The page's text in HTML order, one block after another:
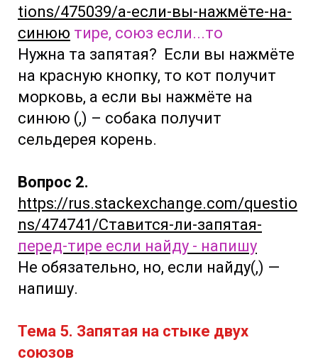
tions/475039/а-если-вы-нажмёте-на-
синюю тире, союз если...то
Нужна та запятая? Если вы нажмёте
на красную кнопку, то кот получит
морковь, а если вы нажмёте на
синюю (,) – собака получит
сельдерея корень.
Вопрос 2.
https://rus.stackexchange.com/questio
ns/474741/Ставится-ли-запятая-
перед-тире если найду - напишу
Не обязательно, но, если найду(,) —
напишу.
Тема 5. Запятая на стыке двух
союзов